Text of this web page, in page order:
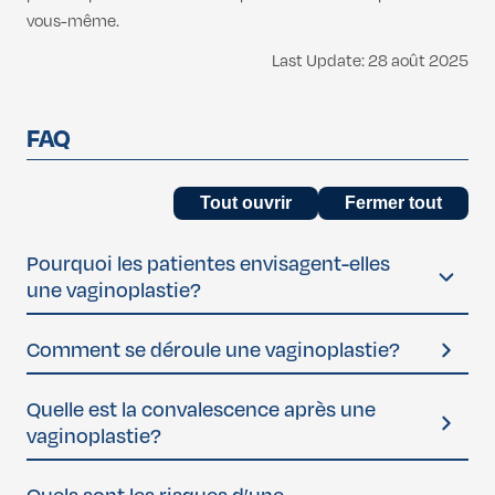
vous-même.
Last Update: 28 août 2025
FAQ
Tout ouvrir Fermer tout
Pourquoi les patientes envisagent-elles
une vaginoplastie?
Unesensation de relâchement vaginalet une
diminution du plaisir sexuel après accouchement ou
avec l’âge
Une gêne ou un
Comment se déroule une vaginoplastie?
Réalisée sousanesthésie généraleou anesthésie locale
avec sédation
Le chirurgien retire l’excès de muqueuse vaginale
muscles du plancher vaginal sont resserrés
Quelle est la convalescence après une
vaginoplastie?
Repos conseillé pendant5 à 7 jours